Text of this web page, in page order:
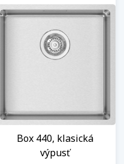
Box 440, klasická
výpusť